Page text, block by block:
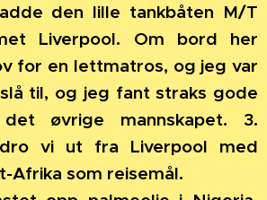
den lille tankbåten M/T
Liverpool. Om bord her
for en lettmatros, og jeg var
til, og jeg fant straks gode
øvrige mannskapet. 3.
vi ut fra Liverpool med
Afrika som reisemål.